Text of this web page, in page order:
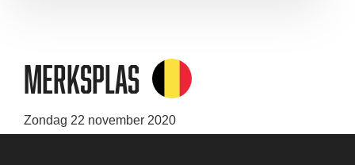
Merksplas
Zondag 22 november 2020